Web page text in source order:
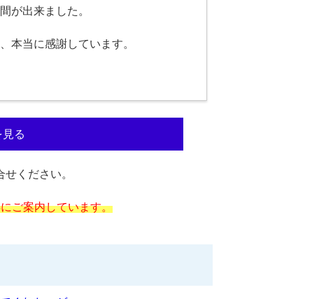
が出来ました。
本当に感謝しています。
る
ください。
ご案内しています。